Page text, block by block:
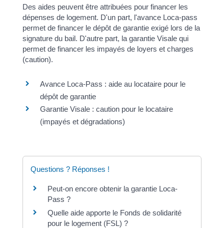
Des aides peuvent être attribuées pour financer les
dépenses de logement. D'un part, l'avance Loca-pass
permet de financer le dépôt de garantie exigé lors de la
signature du bail. D'autre part, la garantie Visale qui
permet de financer les impayés de loyers et charges
(caution).
Avance Loca-Pass : aide au locataire pour le
dépôt de garantie
Garantie Visale : caution pour le locataire
(impayés et dégradations)
Questions ? Réponses !
Peut-on encore obtenir la garantie Loca-
Pass ?
Quelle aide apporte le Fonds de solidarité
pour le logement (FSL) ?